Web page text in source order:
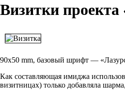
Визитки
90x50 mm, базовый шрифт —
Как составляющая имиджа
визитницах) только добавляла